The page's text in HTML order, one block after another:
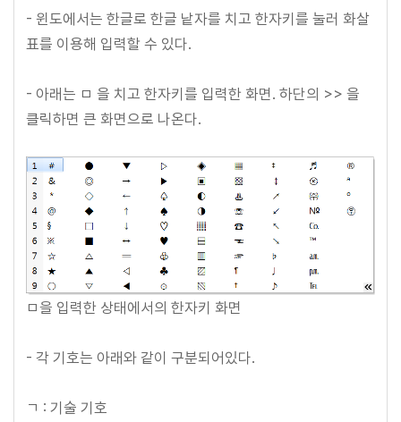
- 윈도에서는 한글로 한글 낱자를 치고 한자키를 눌러 화살
표를 이용해 입력할 수 있다.
- 아래는 ㅁ 을 치고 한자키를 입력한 화면. 하단의 >> 을
클릭하면 큰 화면으로 나온다.
ㅁ을 입력한 상태에서의 한자키 화면
- 각 기호는 아래와 같이 구분되어있다.
ㄱ : 기술 기호